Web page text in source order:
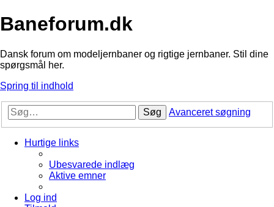
Baneforum.dk
Dansk forum om modeljernbaner og rigtige jernbaner. Stil dine
spørgsmål her.
Spring til indhold
Søg Avanceret søgning
Hurtige links
Ubesvarede indlæg
Aktive emner
Log ind